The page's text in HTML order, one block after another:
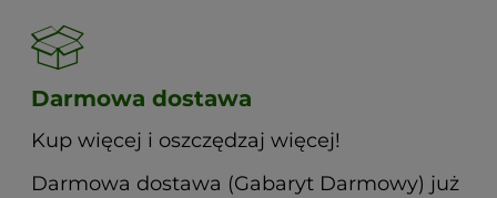
Darmowa dostawa
Kup więcej i oszczędzaj więcej!
Darmowa dostawa (Gabaryt Darmowy) już